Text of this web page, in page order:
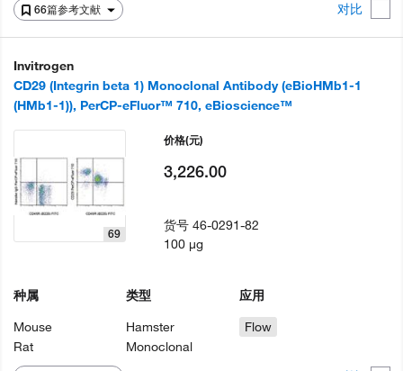
66篇参考文献 对比
Invitrogen
CD29 (Integrin beta 1) Monoclonal Antibody (eBioHMb1-1
(HMb1-1)), PerCP-eFluor™ 710, eBioscience™
69
种属
Mouse
Rat
类型
Hamster
Monoclonal
应用
Flow
价格(元)
3,226.00
货号46-0291-82
100 µg